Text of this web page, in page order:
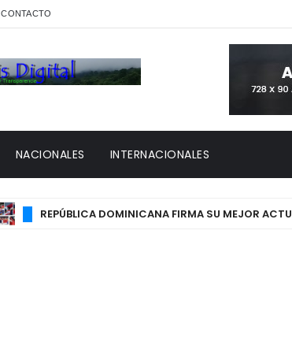
CONTACTO
NACIONALES INTERNACIONALES
REPÚBLICA DOMINICANA FIRMA SU MEJOR